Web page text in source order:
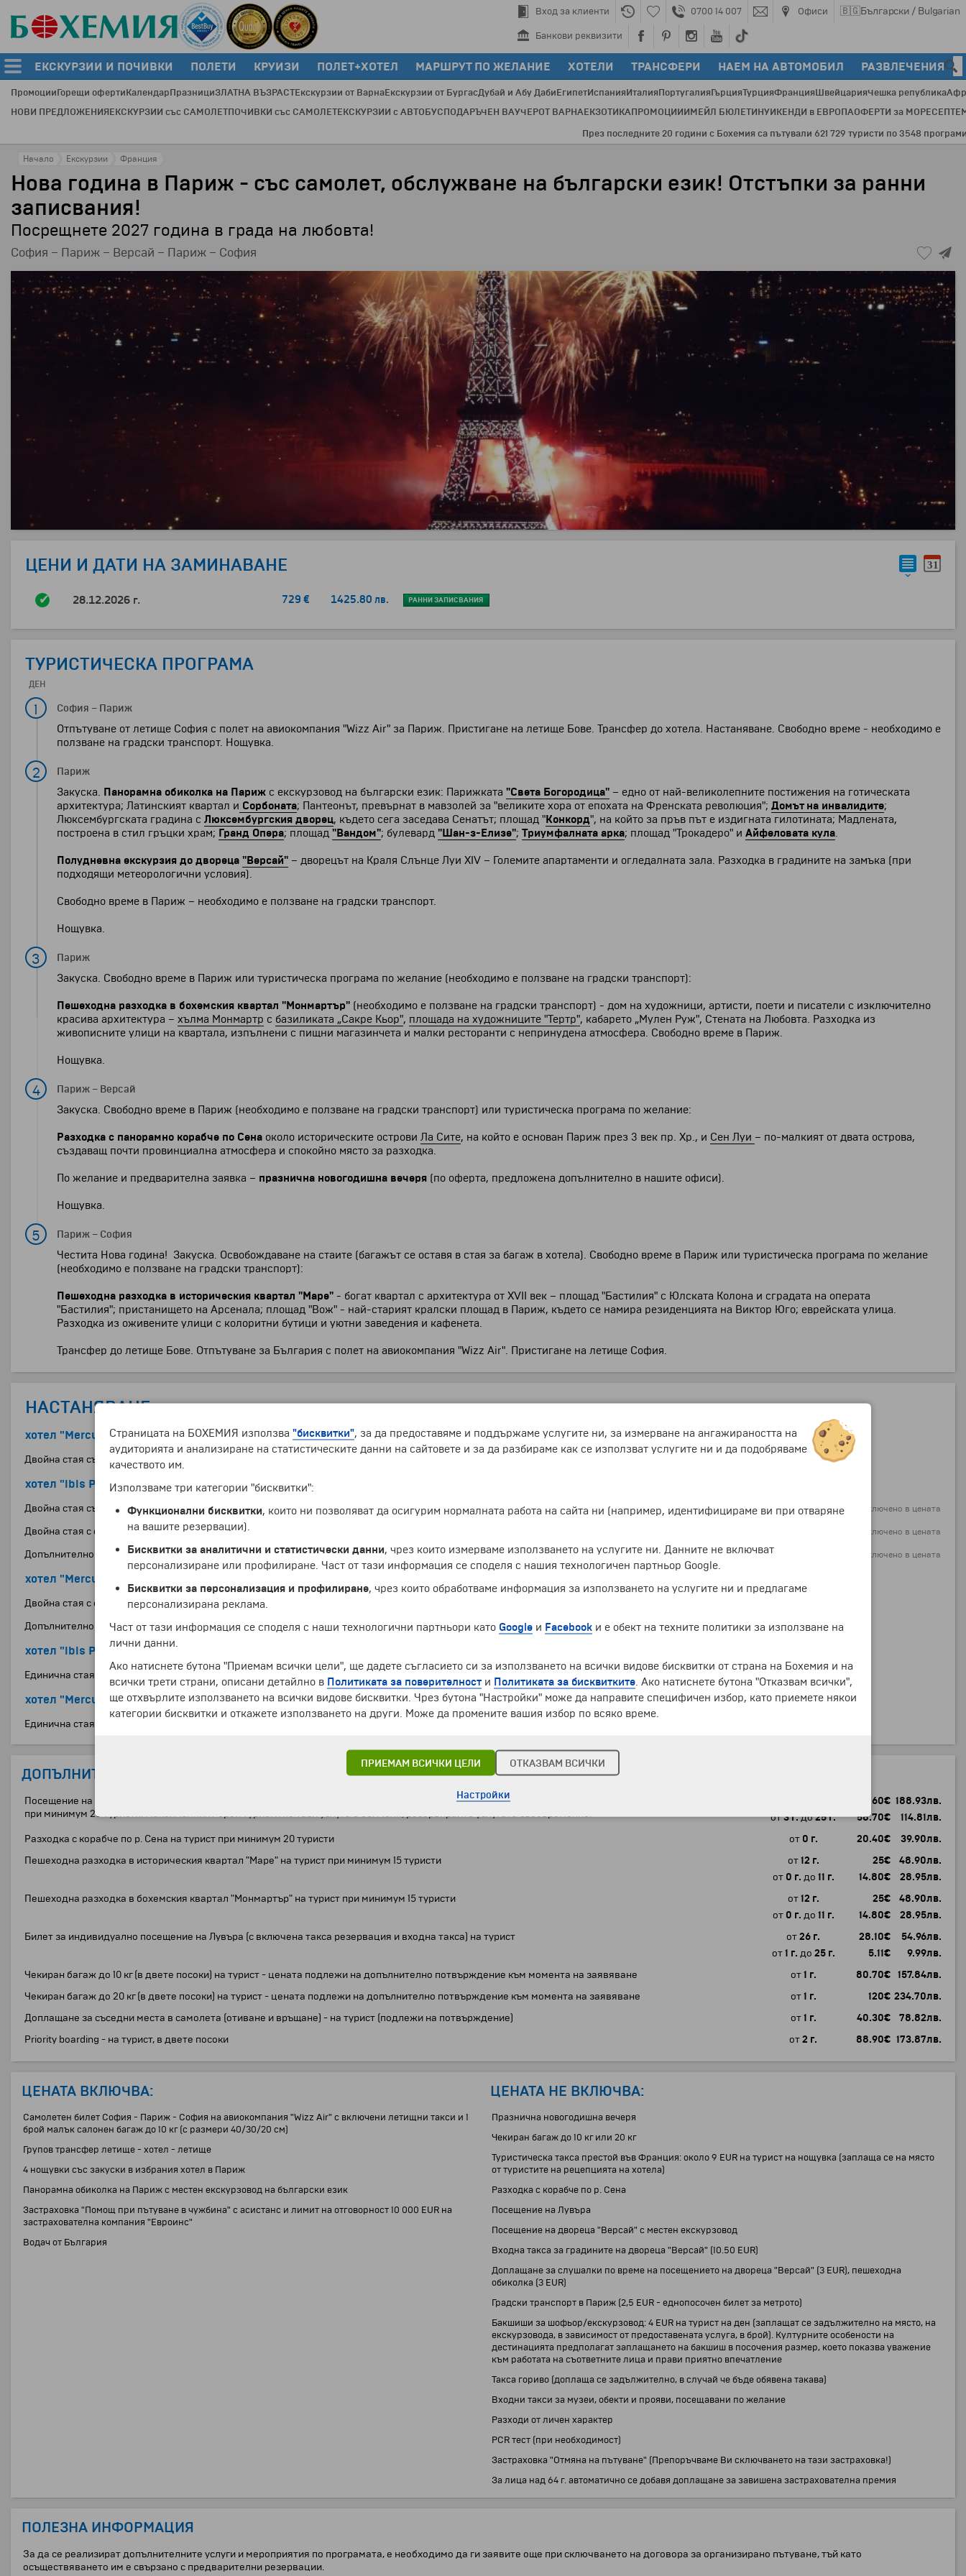
Вход за клиенти 0700 14 007 Офиси 🇧🇬Български / Bulgarian
Банкови реквизити
ЕКСКУРЗИИ И ПОЧИВКИ ПОЛЕТИ КРУИЗИ ПОЛЕТ+ХОТЕЛ МАРШРУТ ПО ЖЕЛАНИЕ ХОТЕЛИ ТРАНСФЕРИ НАЕМ НА АВТОМОБИЛ РАЗВЛЕЧЕНИЯ
ПромоцииГорещи офертиКалендарПразнициЗЛАТНА ВЪЗРАСТЕкскурзии от ВарнаЕкскурзии от БургасДубай и Абу ДабиЕгипетИспанияИталияПортугалияГърцияТурцияФранцияШвейцарияЧешка република
НОВИ ПРЕДЛОЖЕНИЯЕКСКУРЗИИ със САМОЛЕТПОЧИВКИ със САМОЛЕТЕКСКУРЗИИ с АВТОБУСПОДАРЪЧЕН ВАУЧЕРОТ ВАРНАЕКЗОТИКАПРОМОЦИИИМЕЙЛ БЮЛЕТИНУИКЕНДИ в ЕВРОПАОФЕРТИ за МОРЕ
През последните 20 години с Бохемия са пътували 621 729 туристи по 3548 програми и 82
Начало Екскурзии Франция
Нова година в Париж - със самолет, обслужване на български език! Отстъпки за ранни
записвания!
Посрещнете 2027 година в града на любовта!
София – Париж – Версай – Париж – София
ЦЕНИ И ДАТИ НА ЗАМИНАВАНЕ
28.12.2026 г. 729 € 1425.80 лв. РАННИ ЗАПИСВАНИЯ
ТУРИСТИЧЕСКА ПРОГРАМА
ДЕН
1 София – Париж
Отпътуване от летище София с полет на авиокомпания "Wizz Air" за Париж. Пристигане на летище Бове. Трансфер до хотела. Настаняване. Свободно време - необходимо е
ползване на градски транспорт. Нощувка.
2 Париж
Закуска. Панорамна обиколка на Париж с екскурзовод на български език: Парижката "Света Богородица" – едно от най-великолепните постижения на готическата
архитектура; Латинският квартал и Сорбоната; Пантеонът, превърнат в мавзолей за "великите хора от епохата на Френската революция"; Домът на инвалидите;
Люксембургската градина с Люксембургския дворец, където сега заседава Сенатът; площад "Конкорд", на който за пръв път е издигната гилотината; Мадлената,
построена в стил гръцки храм; Гранд Опера; площад "Вандом"; булевард "Шан-з-Елизе"; Триумфалната арка; площад "Трокадеро" и Айфеловата кула.
Полудневна екскурзия до двореца "Версай" – дворецът на Краля Слънце Луи ХІV – Големите апартаменти и огледалната зала. Разходка в градините на замъка (при
подходящи метеорологични условия).
Свободно време в Париж – необходимо е ползване на градски транспорт.
Нощувка.
3 Париж
Закуска. Свободно време в Париж или туристическа програма по желание (необходимо е ползване на градски транспорт):
Пешеходна разходка в бохемския квартал "Монмартър" (необходимо е ползване на градски транспорт) - дом на художници, артисти, поети и писатели с изключително
красива архитектура – хълма Монмартр с базиликата „Сакре Кьор", площада на художниците "Тертр", кабарето „Мулен Руж", Стената на Любовта. Разходка из
живописните улици на квартала, изпълнени с пищни магазинчета и малки ресторанти с непринудена атмосфера. Свободно време в Париж.
Нощувка.
4 Париж – Версай
Закуска. Свободно време в Париж (необходимо е ползване на градски транспорт) или туристическа програма по желание:
Разходка с панорамно корабче по Сена около историческите острови Ла Сите, на който е основан Париж през 3 век пр. Хр., и Сен Луи – по-малкият от двата острова,
създаващ почти провинциална атмосфера и спокойно място за разходка.
По желание и предварителна заявка – празнична новогодишна вечеря (по оферта, предложена допълнително в нашите офиси).
Нощувка.
5 Париж – София
Честита Нова година! Закуска. Освобождаване на стаите (багажът се оставя в стая за багаж в хотела). Свободно време в Париж или туристическа програма по желание
(необходимо е ползване на градски транспорт):
Пешеходна разходка в историческия квартал "Маре" - богат квартал с архитектура от ХVІІ век – площад "Бастилия" с Юлската Колона и сградата на операта
"Бастилия"; пристанището на Арсенала; площад "Вож" - най-старият кралски площад в Париж, където се намира резиденцията на Виктор Юго; еврейската улица.
Разходка из оживените улици с колоритни бутици и уютни заведения и кафенета.
Трансфер до летище Бове. Отпътуване за България с полет на авиокомпания "Wizz Air". Пристигане на летище София.
НАСТАНЯВАНЕ
хотел "Mercure Paris Porte d'Orleans" **** (или подобен)
Двойна стая със спалня +136.91 лв.
хотел "ibis Paris Porte D'Orleans" *** (или подобен)
Двойна стая със спалня включено в цената
Двойна стая с отделни легла включено в цената
Допълнително легло в двойна стая за дете до 11.99 г. включено в цената
хотел "Mercure Paris Porte d'Orleans" **** (или подобен)
Двойна стая с отделни легла
Допълнително легло в двойна стая за дете до 11.99 г.
+70 €+136.91 лв.
хотел "ibis Paris Porte D'Orleans" *** (или подобен)
Единична стая +551.54 лв.
хотел "Mercure Paris Porte d'Orleans" **** (или подобен)
Единична стая
ДОПЪЛНИТЕЛНИ УСЛУГИ
Посещение на двореца "Версай" с местен екскурзовод (с включена такса резервация, входна такса за двореца (без градините) и транспорт) на турист
при минимум 20 туристи. Максималният брой туристи по тази услуга е 30. Моля, резервирайте услугата своевременно!
96.60€ 188.93лв.
от3 г.до25 г. 58.70€ 114.81лв.
Разходка с корабче по р. Сена на турист при минимум 20 туристи
от 0 г. 20.40€ 39.90лв.
Пешеходна разходка в историческия квартал "Маре" на турист при минимум 15 туристи
от12 г. 25€ 48.90лв.
от 0 г. до 11 г. 14.80€ 28.95лв.
Пешеходна разходка в бохемския квартал "Монмартър" на турист при минимум 15 туристи
от12 г. 25€ 48.90лв.
от 0 г. до 11 г. 14.80€ 28.95лв.
Билет за индивидуално посещение на Лувъра (с включена такса резервация и входна такса) на турист
от26 г. 28.10€ 54.96лв.
от1 г. до 25 г. 5.11€ 9.99лв.
Чекиран багаж до 10 кг (в двете посоки) на турист - цената подлежи на допълнително потвърждение към момента на заявяване
от1 г. 80.70€ 157.84лв.
Чекиран багаж до 20 кг (в двете посоки) на турист - цената подлежи на допълнително потвърждение към момента на заявяване
от1 г. 120€ 234.70лв.
Доплащане за съседни места в самолета (отиване и връщане) - на турист (подлежи на потвърждение)
от1 г. 40.30€ 78.82лв.
Priority boarding - на турист, в двете посоки
от2 г. 88.90€ 173.87лв.
ЦЕНАТА ВКЛЮЧВА:
Самолетен билет София - Париж - София на авиокомпания "Wizz Air" с включени летищни такси и 1
брой малък салонен багаж до 10 кг (с размери 40/30/20 см)
Групов трансфер летище - хотел - летище
4 нощувки със закуски в избрания хотел в Париж
Панорамна обиколка на Париж с местен екскурзовод на български език
Застраховка "Помощ при пътуване в чужбина" с асистанс и лимит на отговорност 10 000 EUR на
застрахователна компания "Евроинс"
Водач от България
ЦЕНАТА НЕ ВКЛЮЧВА:
Празнична новогодишна вечеря
Чекиран багаж до 10 кг или 20 кг
Туристическа такса престой във Франция: около 9 EUR на турист на нощувка (заплаща се на място
от туристите на рецепцията на хотела)
Разходка с корабче по р. Сена
Посещение на Лувъра
Посещение на двореца "Версай" с местен екскурзовод
Входна такса за градините на двореца "Версай" (10.50 EUR)
Доплащане за слушалки по време на посещението на двореца "Версай" (3 EUR), пешеходна
обиколка (3 EUR)
Градски транспорт в Париж (2,5 EUR - еднопосочен билет за метрото)
Бакшиши за шофьор/екскурзовод: 4 EUR на турист на ден (заплащат се задължително на място, на
екскурзовода, в зависимост от предоставената услуга, в брой). Културните особености на
дестинацията предполагат заплащането на бакшиш в посочения размер, което показва уважение
към работата на съответните лица и прави приятно впечатление
Такса гориво (доплаща се задължително, в случай че бъде обявена такава)
Входни такси за музеи, обекти и прояви, посещавани по желание
Разходи от личен характер
PCR тест (при необходимост)
Застраховка "Отмяна на пътуване" (Препоръчваме Ви сключването на тази застраховка!)
За лица над 64 г. автоматично се добавя доплащане за завишена застрахователна премия
ПОЛЕЗНА ИНФОРМАЦИЯ
За да се реализират допълнителните услуги и мероприятия по програмата, е необходимо да ги заявите още при сключването на договора за организирано пътуване, тъй като
осъществяването им е свързано с предварителни резервации.
Страницата на БОХЕМИЯ използва "бисквитки", за да предоставяме и поддържаме услугите ни, за измерване на ангажираността на
аудиторията и анализиране на статистическите данни на сайтовете и за да разбираме как се използват услугите ни и да подобряваме
качеството им.
Използваме три категории "бисквитки":
Функционални бисквитки, които ни позволяват да осигурим нормалната работа на сайта ни (например, идентифицираме ви при отваряне
на вашите резервации).
Бисквитки за аналитични и статистически данни, чрез които измерваме използването на услугите ни. Данните не включват
персонализиране или профилиране. Част от тази информация се споделя с нашия технологичен партньор Google.
Бисквитки за персонализация и профилиране, чрез които обработваме информация за използването на услугите ни и предлагаме
персонализирана реклама.
Част от тази информация се споделя с наши технологични партньори като Google и Facebook и е обект на техните политики за използване на
лични данни.
Ако натиснете бутона "Приемам всички цели", ще дадете съгласието си за използването на всички видове бисквитки от страна на Бохемия и на
всички трети страни, описани детайлно в Политиката за поверителност и Политиката за бисквитките . Ако натиснете бутона "Отказвам всички",
ще отхвърлите използването на всички видове бисквитки. Чрез бутона "Настройки" може да направите специфичен избор, като приемете някои
категории бисквитки и откажете използването на други. Може да промените вашия избор по всяко време.
ПРИЕМАМ ВСИЧКИ ЦЕЛИ ОТКАЗВАМ ВСИЧКИ
Настройки